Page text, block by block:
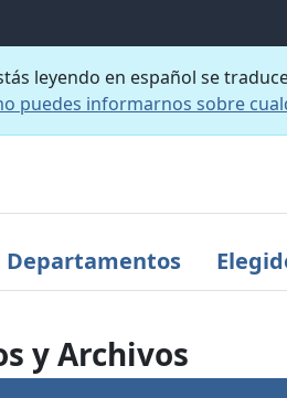
leyendo en español se
puedes informarnos sobre
Departamentos
y Archivos